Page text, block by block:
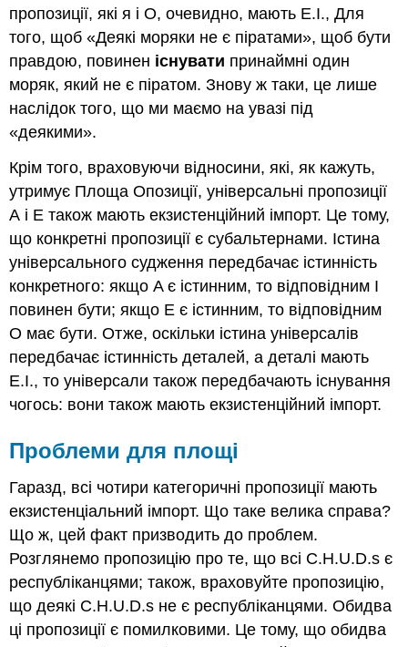
пропозиції, які я і О, очевидно, мають E.I., Для
того, щоб «Деякі моряки не є піратами», щоб бути
правдою, повинен існувати принаймні один
моряк, який не є піратом. Знову ж таки, це лише
наслідок того, що ми маємо на увазі під
«деякими».
Крім того, враховуючи відносини, які, як кажуть,
утримує Площа Опозиції, універсальні пропозиції
А і Е також мають екзистенційний імпорт. Це тому,
що конкретні пропозиції є субальтернами. Істина
універсального судження передбачає істинність
конкретного: якщо A є істинним, то відповідним I
повинен бути; якщо Е є істинним, то відповідним
O має бути. Отже, оскільки істина універсалів
передбачає істинність деталей, а деталі мають
Е.І., то універсали також передбачають існування
чогось: вони також мають екзистенційний імпорт.
Проблеми для площі
Гаразд, всі чотири категоричні пропозиції мають
екзистенціальний імпорт. Що таке велика справа?
Що ж, цей факт призводить до проблем.
Розглянемо пропозицію про те, що всі C.H.U.D.s є
республіканцями; також, враховуйте пропозицію,
що деякі C.H.U.D.s не є республіканцями. Обидва
ці пропозиції є помилковими. Це тому, що обидва